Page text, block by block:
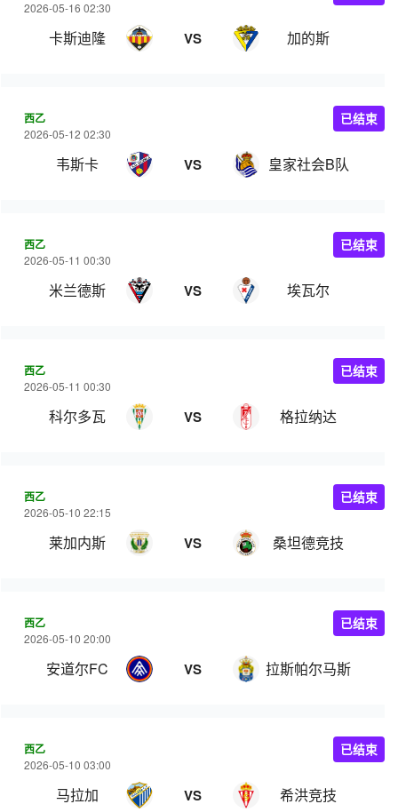
2026-05-16 02:30
卡斯迪隆 VS 加的斯
西乙
2026-05-12 02:30
韦斯卡 VS 皇家社会B队
已结束
西乙
2026-05-11 00:30
米兰德斯 VS 埃瓦尔
已结束
西乙
2026-05-11 00:30
科尔多瓦 VS 格拉纳达
已结束
西乙
2026-05-10 22:15
莱加内斯 VS 桑坦德竞技
已结束
西乙
2026-05-10 20:00
安道尔FC VS 拉斯帕尔马斯
已结束
西乙
2026-05-10 03:00
马拉加 VS 希洪竞技
已结束